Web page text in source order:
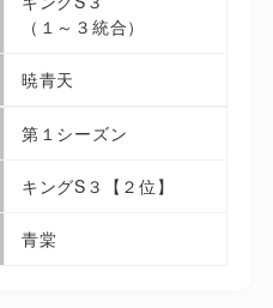
（１～３統合）
暁青天
第１シーズン
キングS３【２位】
青棠